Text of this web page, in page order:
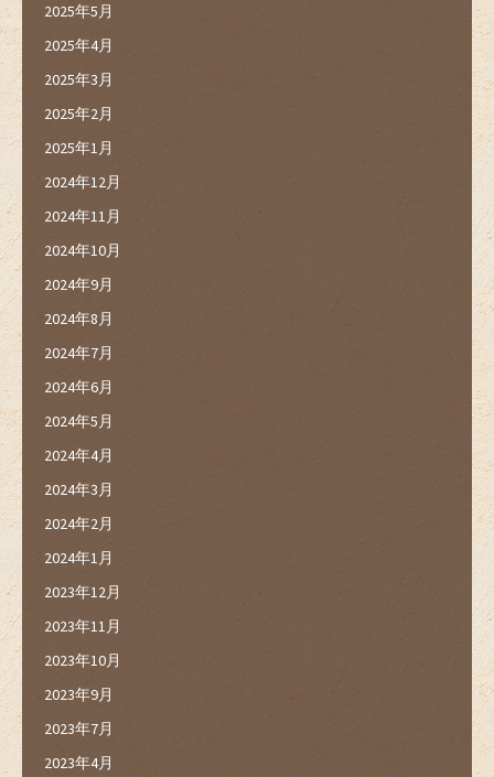
2025年5月
2025年4月
2025年3月
2025年2月
2025年1月
2024年12月
2024年11月
2024年10月
2024年9月
2024年8月
2024年7月
2024年6月
2024年5月
2024年4月
2024年3月
2024年2月
2024年1月
2023年12月
2023年11月
2023年10月
2023年9月
2023年7月
2023年4月